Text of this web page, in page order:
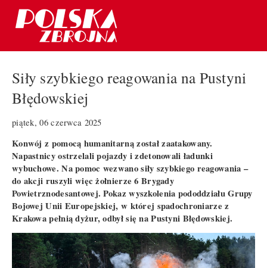
Siły szybkiego reagowania na Pustyni
Błędowskiej
piątek, 06 czerwca 2025
Konwój z pomocą humanitarną został zaatakowany.
Napastnicy ostrzelali pojazdy i zdetonowali ładunki
wybuchowe. Na pomoc wezwano siły szybkiego reagowania –
do akcji ruszyli więc żołnierze 6 Brygady
Powietrznodesantowej. Pokaz wyszkolenia pododdziału Grupy
Bojowej Unii Europejskiej, w której spadochroniarze z
Krakowa pełnią dyżur, odbył się na Pustyni Błędowskiej.